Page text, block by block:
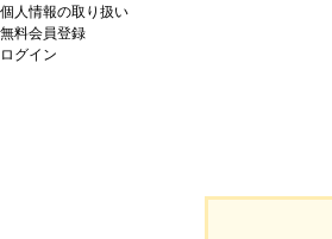
個人情報の取り扱い
無料会員登録
ログイン